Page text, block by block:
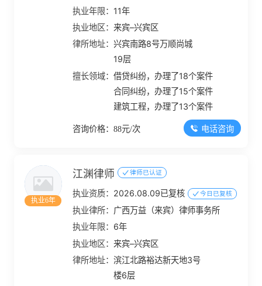
执业年限： 11年
执业地区：来宾–兴宾区
律所地址：兴宾南路8号万顺尚城
19层
擅长领域：借贷纠纷，办理了18个案件
合同纠纷，办理了15个案件
建筑工程，办理了13个案件
咨询价格：88元/次 电话咨询
执业6年
江渊律师 律师已认证
执业资质： 2026.08.09已复核 今日已复核
执业律所： 广西万益（来宾）律师事务所
执业年限： 6年
执业地区：来宾–兴宾区
律所地址：滨江北路裕达新天地3号
楼6层